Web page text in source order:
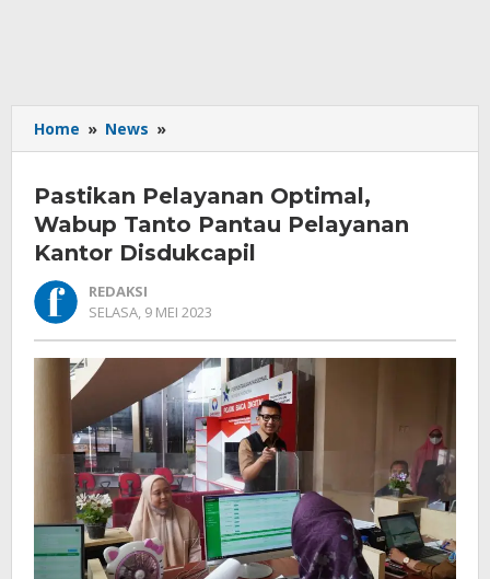
Home » News »
Pelayanan
Wabup
Tanto
Pantau
Pelayanan
Disdukcapil
Pastikan Pelayanan Optimal,
Wabup Tanto Pantau Pelayanan
Kantor Disdukcapil
REDAKSI
SELASA, 9 MEI 2023